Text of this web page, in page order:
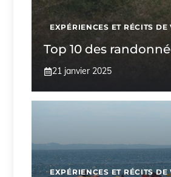
EXPÉRIENCES ET RÉCITS DE
Top 10 des
21 janvier 2025
EXPÉRIENCES ET RÉCITS DE